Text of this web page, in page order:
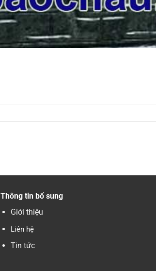
Thông tin bổ sung
Giới thiệu
Liên hệ
Tin tức